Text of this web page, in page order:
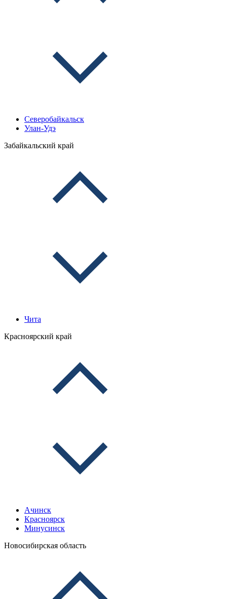
Северобайкальск
Улан-Удэ
Забайкальский край
Чита
Красноярский край
Ачинск
Красноярск
Минусинск
Новосибирская область